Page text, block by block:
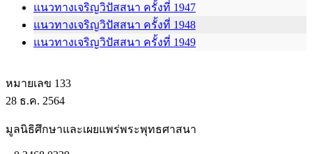
แนวทางเจริญวิปัสสนา ครั้งที่ 1947
แนวทางเจริญวิปัสสนา ครั้งที่ 1948
แนวทางเจริญวิปัสสนา ครั้งที่ 1949
หมายเลข 133
28 ธ.ค. 2564
มูลนิธิศึกษาและเผยแพร่พระพุทธศาสนา